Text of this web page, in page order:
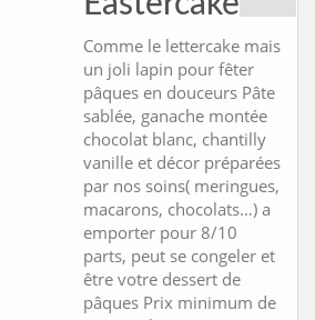
Comme le lettercake mais
un joli lapin pour fêter
pâques en douceurs Pâte
sablée, ganache montée
chocolat blanc, chantilly
vanille et décor préparées
par nos soins( meringues,
macarons, chocolats…) a
emporter pour 8/10
parts, peut se congeler et
être votre dessert de
pâques Prix minimum de